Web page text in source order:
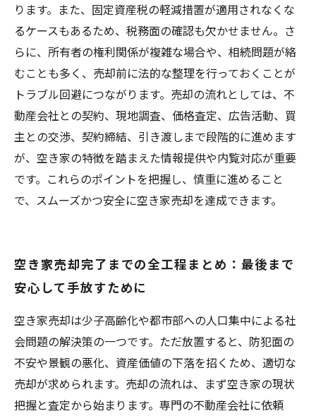
ります。また、固定資産税の軽減措置が適用されなくな
るケースもあるため、税務面の確認も欠かせません。さ
らに、所有者の権利関係が複雑な場合や、相続問題が絡
むことも多く、売却前に法的な整理を行っておくことが
トラブル回避につながります。売却の流れとしては、不
動産会社との契約、現地調査、価格査定、広告活動、買
主との交渉、契約締結、引き渡しまで段階的に進めます
が、空き家の特徴を踏まえた情報提供や内覧対応が重要
です。これらのポイントを把握し、慎重に進めること
で、スムーズかつ安全に空き家売却を達成できます。
空き家売却完了までの全工程まとめ：最後まで
安心して手放すために
空き家売却は少子高齢化や都市部への人口集中による社
会問題の解決策の一つです。ただ放置すると、防犯面の
不安や景観の悪化、資産価値の下落を招くため、適切な
売却が求められます。売却の流れは、まず空き家の現状
把握と査定から始まります。専門の不動産会社に依頼